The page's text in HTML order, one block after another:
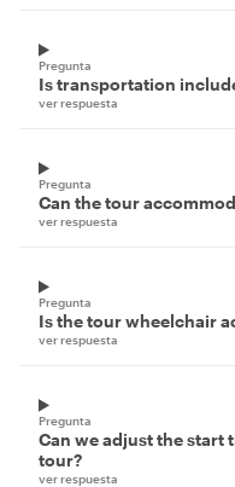
Pregunta
Is transportation
ver respuesta
Pregunta
Can the tour
ver respuesta
Pregunta
Is the tour wheelchair
ver respuesta
Pregunta
Can we adjust the start
tour?
ver respuesta